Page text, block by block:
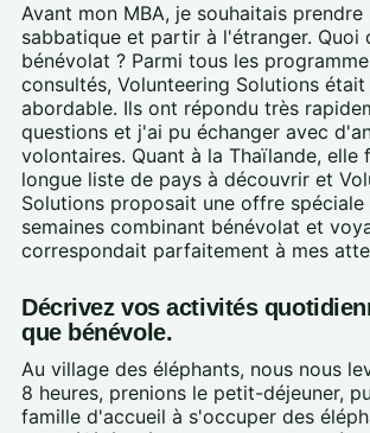
Avant mon MBA, je souhaitais prendre
sabbatique et partir à l'étranger. Quoi
bénévolat ? Parmi tous les
consultés, Volunteering Solutions
abordable. Ils ont répondu très
questions et j'ai pu échanger avec
volontaires. Quant à la Thaïlande, elle
longue liste de pays à découvrir et
Solutions proposait une offre
semaines combinant bénévolat et
correspondait parfaitement à mes
Décrivez vos activités
que bénévole.
Au village des éléphants, nous nous
8 heures, prenions le petit-déjeuner,
famille d'accueil à s'occuper des